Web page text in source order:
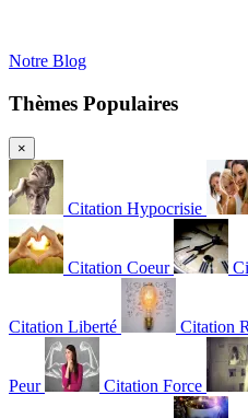
Notre Blog
Thèmes Populaires
×
Citation Hypocrisie
Citation Coeur
Citation Liberté Citation
Peur Citation Force